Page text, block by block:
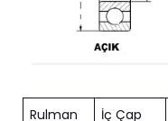
Rulman
İç Çap